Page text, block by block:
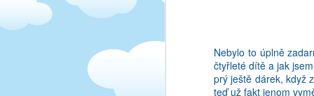
Nebylo to úplně
čtyřleté dítě a jak
prý ještě dárek, když
teď už fakt jenom
jak nekteri lide dokazi
Nejhorsi na tom
zaklady. Treba jako